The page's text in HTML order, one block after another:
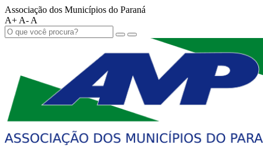
Associação dos Municípios do Paraná
A+ A- A